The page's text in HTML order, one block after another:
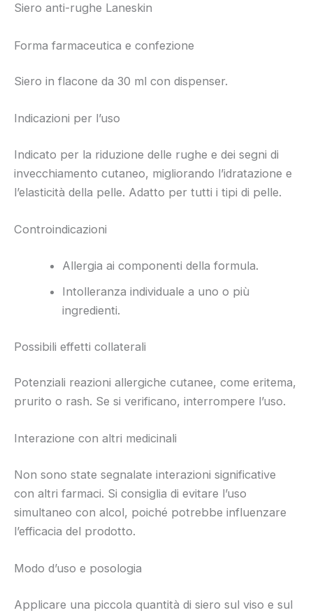
Siero anti-rughe Laneskin
Forma farmaceutica e confezione
Siero in flacone da 30 ml con dispenser.
Indicazioni per l’uso
Indicato per la riduzione delle rughe e dei segni di
invecchiamento cutaneo, migliorando l’idratazione e
l’elasticità della pelle. Adatto per tutti i tipi di pelle.
Controindicazioni
Allergia ai componenti della formula.
Intolleranza individuale a uno o più
ingredienti.
Possibili effetti collaterali
Potenziali reazioni allergiche cutanee, come eritema,
prurito o rash. Se si verificano, interrompere l’uso.
Interazione con altri medicinali
Non sono state segnalate interazioni significative
con altri farmaci. Si consiglia di evitare l’uso
simultaneo con alcol, poiché potrebbe influenzare
l’efficacia del prodotto.
Modo d’uso e posologia
Applicare una piccola quantità di siero sul viso e sul